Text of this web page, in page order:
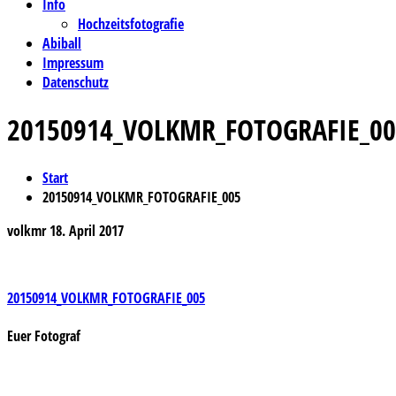
Info
Hochzeitsfotografie
Abiball
Impressum
Datenschutz
Start
20150914_VOLKMR_FOTOGRAFIE_005
volkmr 18. April 2017
Beitragsnavigation
20150914_VOLKMR_FOTOGRAFIE_005
Euer Fotograf